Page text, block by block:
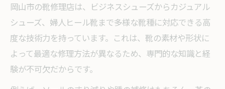
岡山市の靴修理店は、ビジネスシューズからカジュアル
シューズ、婦人ヒール靴まで多様な靴種に対応できる高
度な技術力を持っています。これは、靴の素材や形状に
よって最適な修理方法が異なるため、専門的な知識と経
験が不可欠だからです。